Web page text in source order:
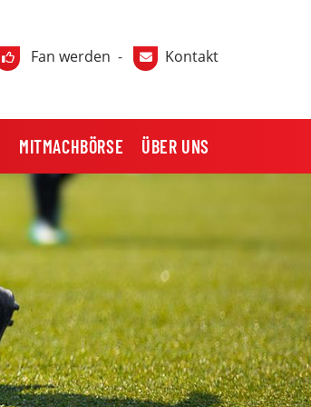
Fan werden - Kontakt
MITMACHBÖRSE ÜBER UNS